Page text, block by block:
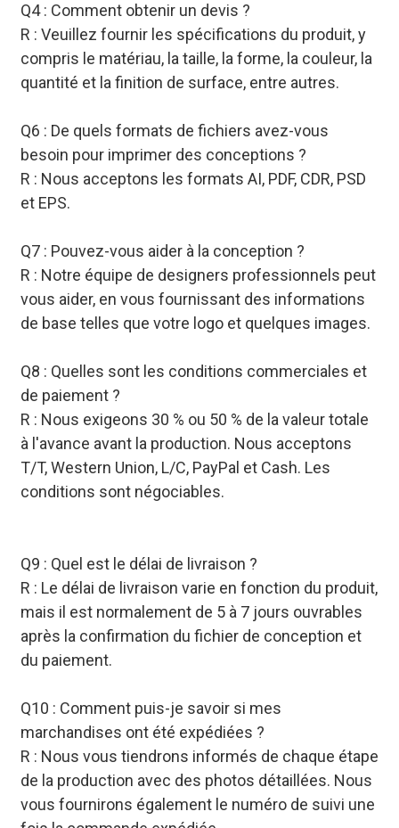
Q4 : Comment obtenir un devis ?
R : Veuillez fournir les spécifications du produit, y
compris le matériau, la taille, la forme, la couleur, la
quantité et la finition de surface, entre autres.
Q6 : De quels formats de fichiers avez-vous
besoin pour imprimer des conceptions ?
R : Nous acceptons les formats AI, PDF, CDR, PSD
et EPS.
Q7 : Pouvez-vous aider à la conception ?
R : Notre équipe de designers professionnels peut
vous aider, en vous fournissant des informations
de base telles que votre logo et quelques images.
Q8 : Quelles sont les conditions commerciales et
de paiement ?
R : Nous exigeons 30 % ou 50 % de la valeur totale
à l'avance avant la production. Nous acceptons
T/T, Western Union, L/C, PayPal et Cash. Les
conditions sont négociables.
Q9 : Quel est le délai de livraison ?
R : Le délai de livraison varie en fonction du produit,
mais il est normalement de 5 à 7 jours ouvrables
après la confirmation du fichier de conception et
du paiement.
Q10 : Comment puis-je savoir si mes
marchandises ont été expédiées ?
R : Nous vous tiendrons informés de chaque étape
de la production avec des photos détaillées. Nous
vous fournirons également le numéro de suivi une